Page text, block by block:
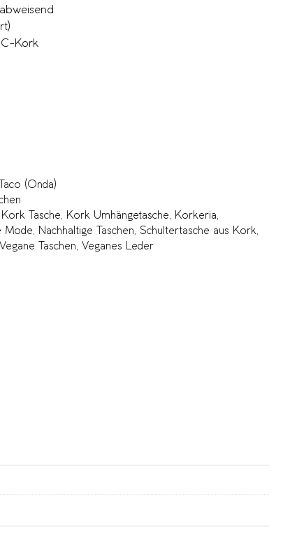
Kork
(Onda)
Kork Tasche Kork Umhängetasche Korkeria
Mode Nachhaltige Taschen Schultertasche aus Kork
Vegane Taschen Veganes Leder